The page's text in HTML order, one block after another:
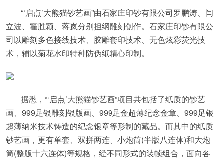
“‘启点’大熊猫钞艺画”由石家庄印钞有限公司罗鹏涛、闫
立波、霍胜颖、蒋岚分别担纲雕刻创作。石家庄印钞有限公
司以雕刻多色接线技术、胶雕套印技术、无色炫彩荧光技
术，辅以菊花水印特种防伪纸精心印制。
据悉，“‘启点’大熊猫钞艺画”项目共包括了纸质的钞艺
画、999足银雕刻银版画、999足金超薄纪念金章、999足银
超薄纳米技术铸造的纪念银章等形制的藏品。而其中的纸质
钞艺画，更有单套、双拼两连、小炮筒(半版八连体)和大炮
筒(整版十六连体)等规格，经不同形式的装帧组合，面向各